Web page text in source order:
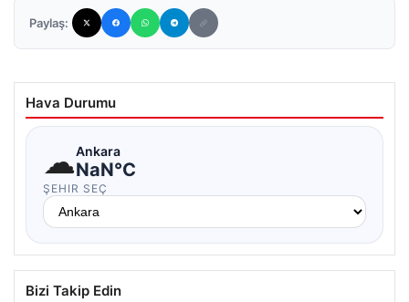
Paylaş:
Hava Durumu
☁Ankara
NaN°C
ŞEHIR SEÇ
Bizi Takip Edin